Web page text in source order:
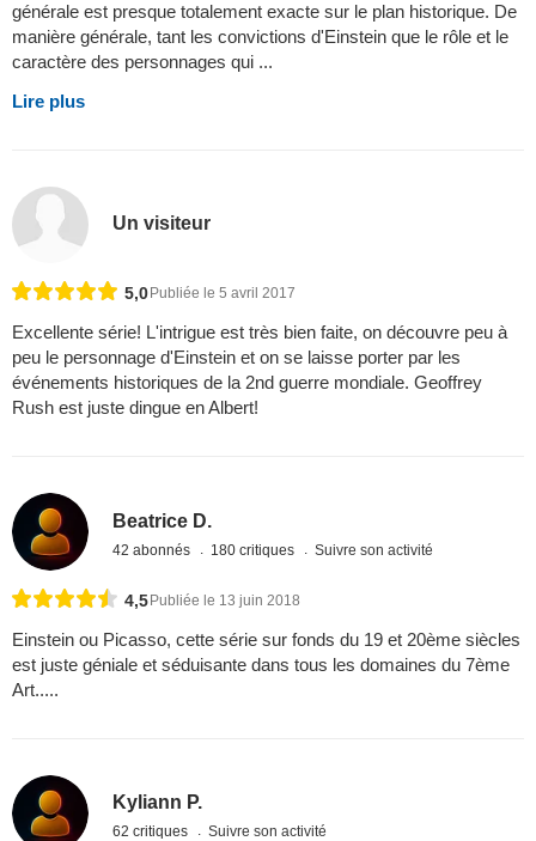
générale est presque totalement exacte sur le plan historique. De
manière générale, tant les convictions d'Einstein que le rôle et le
caractère des personnages qui ...
Lire plus
Un visiteur
5,0 Publiée le 5 avril 2017
Excellente série! L'intrigue est très bien faite, on découvre peu à
peu le personnage d'Einstein et on se laisse porter par les
événements historiques de la 2nd guerre mondiale. Geoffrey
Rush est juste dingue en Albert!
Beatrice D.
42 abonnés 180 critiques Suivre son activité
4,5Publiée le 13 juin 2018
Einstein ou Picasso, cette série sur fonds du 19 et 20ème siècles
est juste géniale et séduisante dans tous les domaines du 7ème
Art.....
Kyliann P.
62 critiques Suivre son activité